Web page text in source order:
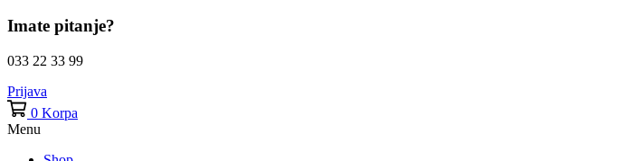
Imate pitanje?
033 22 33 99
Prijava
0 Korpa
Menu